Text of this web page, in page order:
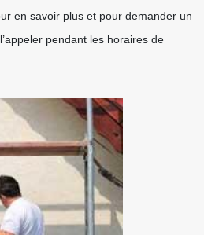
en savoir plus et pour demander un
pendant les horaires de